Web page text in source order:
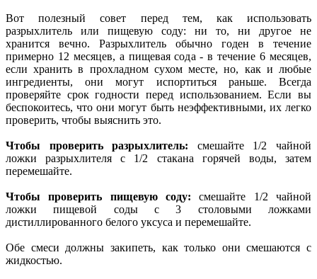
Вот полезный совет перед тем, как использовать
разрыхлитель или пищевую соду: ни то, ни другое не
хранится вечно. Разрыхлитель обычно годен в течение
примерно 12 месяцев, а пищевая сода - в течение 6 месяцев,
если хранить в прохладном сухом месте, но, как и любые
ингредиенты, они могут испортиться раньше. Всегда
проверяйте срок годности перед использованием. Если вы
беспокоитесь, что они могут быть неэффективными, их легко
проверить, чтобы выяснить это.
Чтобы проверить разрыхлитель: смешайте 1/2 чайной
ложки разрыхлителя с 1/2 стакана горячей воды, затем
перемешайте.
Чтобы проверить пищевую соду: смешайте 1/2 чайной
ложки пищевой соды с 3 столовыми ложками
дистиллированного белого уксуса и перемешайте.
Обе смеси должны закипеть, как только они смешаются с
жидкостью.